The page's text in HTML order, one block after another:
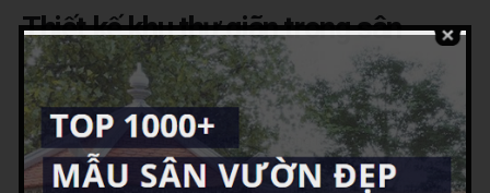
Thiết kế khu thư giãn trong sân
vườn
Dẫn lối đi vào nhà là khu vườn cánh phải tường nhà cùng với 2 bên hông
nhà. Khoảng vườn nhỏ được trồng với hệ thực vật xanh tốt. Ngoài cây
cảnh còn có những loại cây thuốc phục vụ nhu cầu của gia đình anh